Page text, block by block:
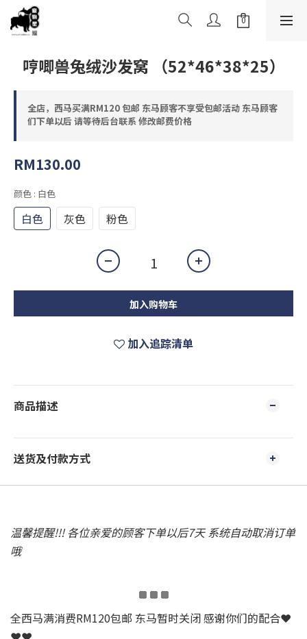
哼唧兽兔绒沙发窝 （52*46*38*25）
全店，西马买满RM120 包邮 东马顾客不享受包邮活动 东马顾客
们下单以后 请等待后台联系 修改邮费价格
RM130.00
颜色 : 白色
白色 灰色 粉色
加入购物车
加入追踪清单
商品描述
送货及付款方式
温馨提醒!!! 各位亲爱的顾客下单以后7天 系统自动取消订单
哦
全西马满消费RM120包邮 东马暂时关闭 感谢你们的配合❤